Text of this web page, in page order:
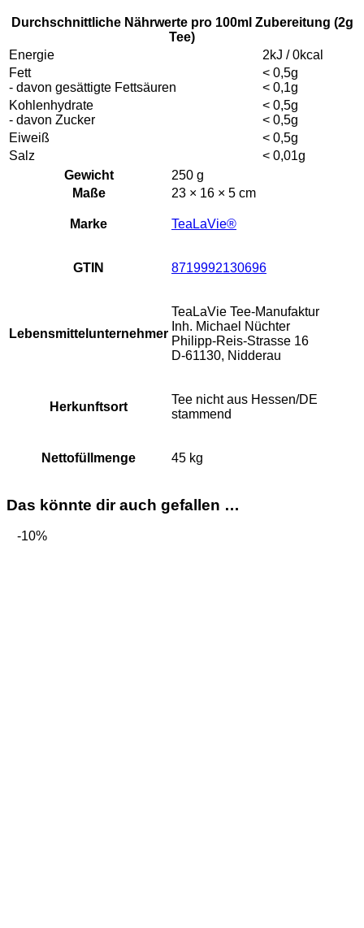
Durchschnittliche Nährwerte pro 100ml Zubereitung (2g
Tee)
Energie
2kJ / 0kcal
Fett
- davon gesättigte Fettsäuren
< 0,5g
< 0,1g
Kohlenhydrate
- davon Zucker
< 0,5g
< 0,5g
Eiweiß
< 0,5g
Salz
< 0,01g
Gewicht
250 g
Maße
23 × 16 × 5 cm
Marke TeaLaVie®
GTIN 8719992130696
Lebensmittelunternehmer
TeaLaVie Tee-Manufaktur
Inh. Michael Nüchter
Philipp-Reis-Strasse 16
D-61130, Nidderau
Herkunftsort
Tee nicht aus Hessen/DE
stammend
Nettofüllmenge 45 kg
Das könnte dir auch gefallen …
-10%